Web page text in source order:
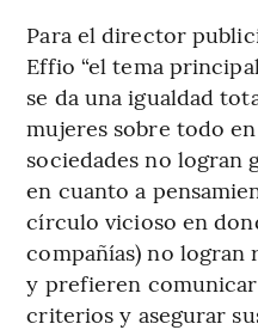
Para el director
Effio “el tema
se da una igualdad
mujeres sobre todo
sociedades no logran
en cuanto a
círculo vicioso en
compañías) no
y prefieren
criterios y asegurar